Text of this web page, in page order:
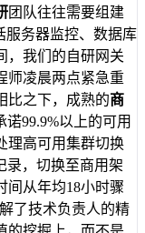
团队往往需要组建
服务器监控、数据库
，我们的自研网关
师凌晨两点紧急重
比之下，成熟的商
99.9%以上的可用
理高可用集群切换
录，切换至商用架
间从年均18小时骤
了技术负责人的精